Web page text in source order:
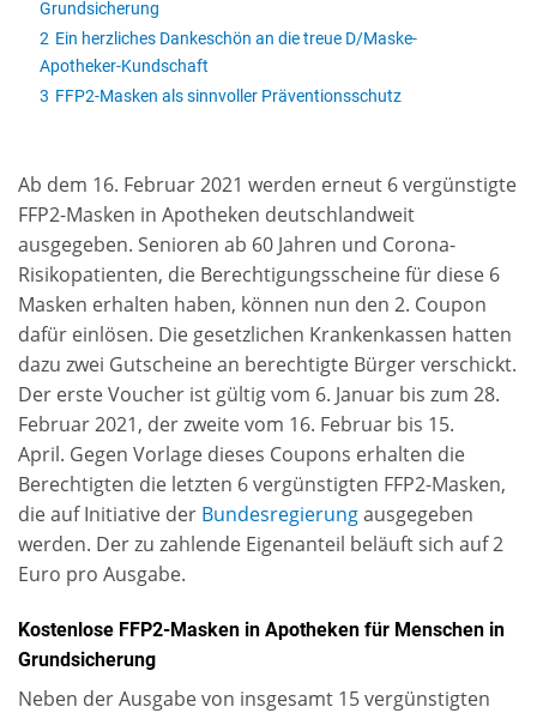
Grundsicherung
2 Ein herzliches Dankeschön an die treue D/Maske-
Apotheker-Kundschaft
3 FFP2-Masken als sinnvoller Präventionsschutz
Ab dem 16. Februar 2021 werden erneut 6 vergünstigte
FFP2-Masken in Apotheken deutschlandweit
ausgegeben. Senioren ab 60 Jahren und Corona-
Risikopatienten, die Berechtigungsscheine für diese 6
Masken erhalten haben, können nun den 2. Coupon
dafür einlösen. Die gesetzlichen Krankenkassen hatten
dazu zwei Gutscheine an berechtigte Bürger verschickt.
Der erste Voucher ist gültig vom 6. Januar bis zum 28.
Februar 2021, der zweite vom 16. Februar bis 15.
April. Gegen Vorlage dieses Coupons erhalten die
Berechtigten die letzten 6 vergünstigten FFP2-Masken,
die auf Initiative der Bundesregierungausgegeben
werden. Der zu zahlende Eigenanteil beläuft sich auf 2
Euro pro Ausgabe.
Kostenlose FFP2-Masken in Apotheken für Menschen in
Grundsicherung
Neben der Ausgabe von insgesamt 15 vergünstigten